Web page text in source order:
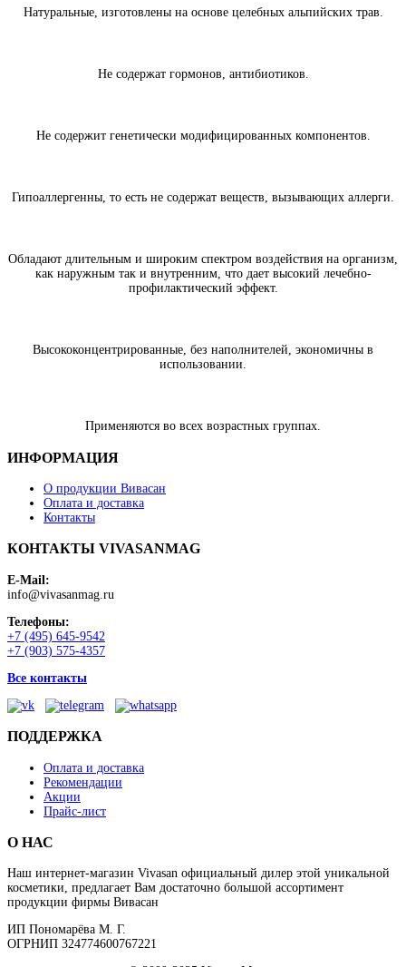
Натуральные, изготовлены на основе целебных альпийских трав.
Не содержат гормонов, антибиотиков.
Не содержит генетически модифицированных компонентов.
Гипоаллергенны, то есть не содержат веществ, вызывающих аллерги.
Обладают длительным и широким спектром воздействия на организм,
как наружным так и внутренним, что дает высокий лечебно-
профилактический эффект.
Высококонцентрированные, без наполнителей, экономичны в
использовании.
Применяются во всех возрастных группах.
ИНФОРМАЦИЯ
О продукции Вивасан
Оплата и доставка
Контакты
КОНТАКТЫ VIVASANMAG
E-Mail:
info@vivasanmag.ru
Телефоны:
+7 (495) 645-9542
+7 (903) 575-4357
Все контакты
ПОДДЕРЖКА
Оплата и доставка
Рекомендации
Акции
Прайс-лист
О НАС
Наш интернет-магазин Vivasan официальный дилер этой уникальной
косметики, предлагает Вам достаточно большой ассортимент
продукции фирмы Вивасан
ИП Пономарёва М. Г.
ОГРНИП 324774600767221